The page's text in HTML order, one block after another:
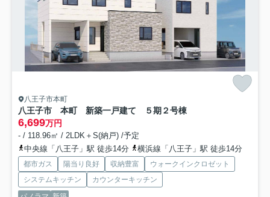
八王子市本町
八王子市 本町 新築一戸建て ５期 ２号棟
6,699万円
- / 118.96㎡ / 2LDK＋S(納戸) /予定
中央線「八王子」駅 徒歩14分
横浜線「八王子」駅 徒歩14分
都市ガス 陽当り良好 収納豊富
ウォークインクロゼット
システムキッチン
カウンターキッチン